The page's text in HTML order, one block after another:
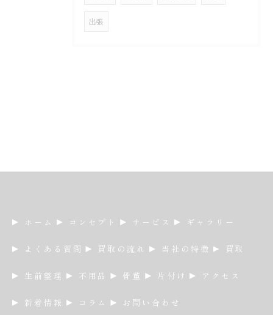
出張
ホーム コンセプト サービス ギャラリー
よくある質問 買取の流れ 当社の特徴 買取
生前整理 不用品 骨董 片付け アクセス
新着情報 コラム お問い合わせ